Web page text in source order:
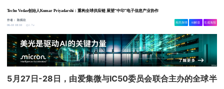
Techo Vedas创始人Kumar Priyadarshi：重构全球供应链 展望“中印”电子信息产业协作
作者：
陈炳欣
06-10 18:10
1.7w
相关舆情 AI解读 生成海报
5月27日-28日，由爱集微与IC50委员会联合主办的全球半